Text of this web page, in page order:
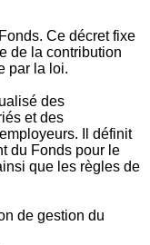
Ce décret fixe
de la contribution
par la loi.
des
et des
Il définit
du Fonds pour le
que les règles de
de gestion du